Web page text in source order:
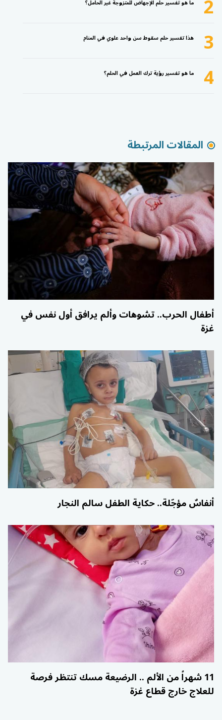
2 ما هو تفسير حلم الإجهاض للمتزوجة غير الحامل؟
3 هذا تفسير حلم سقوط سن واحد علوي في المنام
4 ما هو تفسير رؤية ترك العمل في الحلم؟
المقالات المرتبطة
أطفال الحرب.. تشوهات وألم يرافق أول نفس في
غزة
أنفاسٌ مؤجّلة.. حكاية الطفل سالم النجار
11 شهراً من الألم .. الرضيعة مسك تنتظر فرصة
للعلاج خارج قطاع غزة